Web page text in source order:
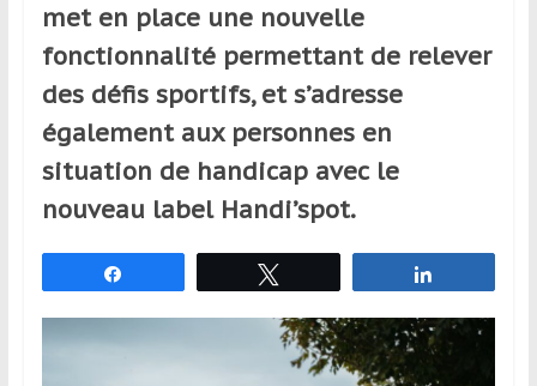
qui
déplacent
France
pour
assouvir
leur
passion,
met en place une nouvelle
fonctionnalité permettant de relever
des défis sportifs, et s’adresse
également aux personnes en
situation de handicap avec le
nouveau label Handi’spot.